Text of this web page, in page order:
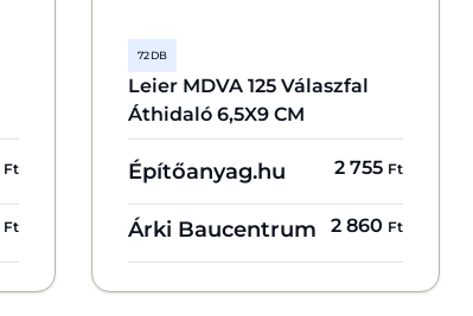
Ft
Ft
72 DB
Leier MDVA 125 Válaszfal
Áthidaló 6,5X9 CM
Építőanyag.hu 2 755 Ft
Árki Baucentrum 2 860 Ft